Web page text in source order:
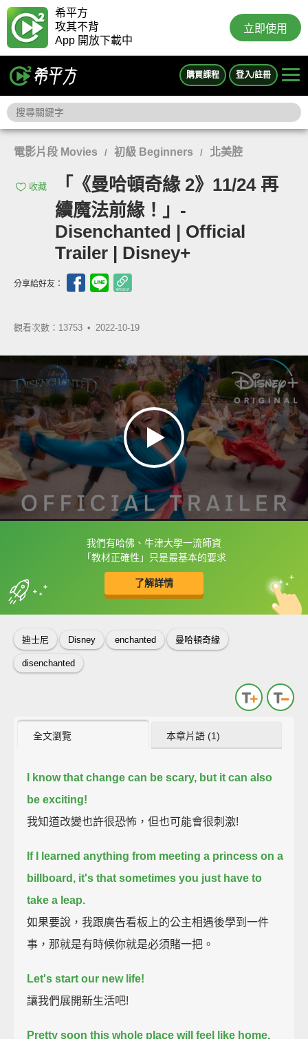
希平方
攻其不背
App 開放下載中
立即使用
購買課程 登入/註冊
電影片段 Movies / 初級 Beginners / 北美腔
收藏
「《曼哈頓奇緣 2》11/24 再
續魔法前緣！」-
Disenchanted | Official
Trailer | Disney+
分享給好友：
觀看次數：13753 • 2022-10-19
我們有哈佛、牛津大學一流師資
「教材正確性」只是最基本的要求
了解詳情
框選或點兩下字幕可以直接查字典喔！
收錄佳句 中
英
迪士尼 Disney enchanted 曼哈頓奇緣
disenchanted
全文瀏覽 本章片語 (1)
I know that change can be scary, but it can also
be exciting!
我知道改變也許很恐怖，但也可能會很刺激!
If I learned anything from meeting a princess on a
billboard, it's that sometimes you just have to
take a leap.
如果要說，我跟廣告看板上的公主相遇後學到一件
事，那就是有時候你就是必須賭一把。
Let's start our new life!
讓我們展開新生活吧!
Pretty soon this whole place will feel like home.